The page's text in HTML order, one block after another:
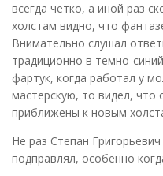
всегда четко, а иной раз
холстам видно, что
Внимательно слушал
традиционно в темно-
фартук, когда работал у
мастерскую, то видел, что
приближены к новым
Не раз Степан
подправлял, особенно